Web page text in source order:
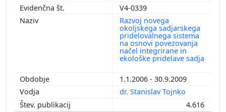
V4-0339
Razvoj novega
okoljskega sadjarskega
pridelovalnega sistema
na osnovi povezovanja
načel integrirane in
ekološke pridelave sadja
1.1.2006 - 30.9.2009
dr. Stanislav Tojnko
4.616